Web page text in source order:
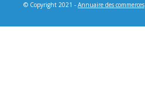
© Copyright 2021 - Annuaire des commerces